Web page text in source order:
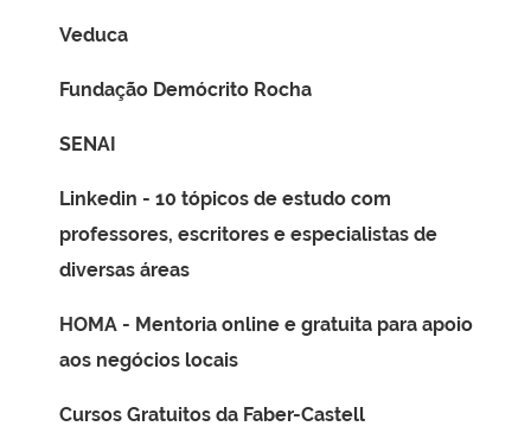
Veduca
Fundação Demócrito Rocha
SENAI
Linkedin - 10 tópicos de estudo com
professores, escritores e especialistas de
diversas áreas
HOMA - Mentoria online e gratuita para apoio
aos negócios locais
Cursos Gratuitos da Faber-Castell